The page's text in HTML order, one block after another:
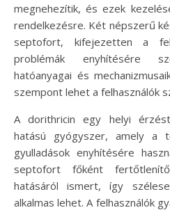
megnehezítik, és ezek
rendelkezésre. Két népszerű
septofort, kifejezetten a
problémák enyhítésére
hatóanyagai és
szempont lehet a felhasználók
A dorithricin egy helyi
hatású gyógyszer, amely a
gyulladások enyhítésére
septofort főként
hatásáról ismert, így
alkalmas lehet. A felhasználók